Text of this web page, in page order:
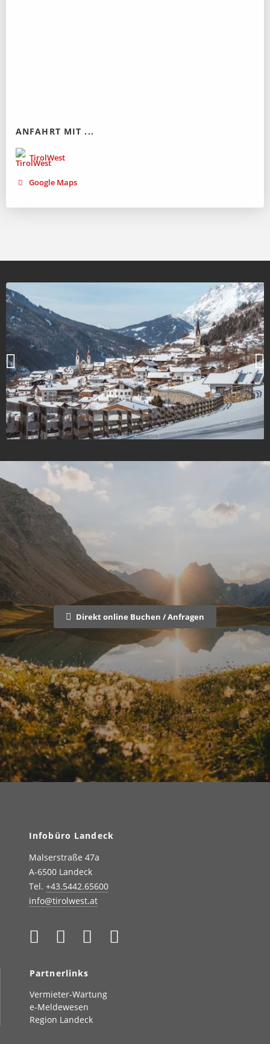
ANFAHRT MIT ...
TirolWest
Google Maps
Direkt online Buchen / Anfragen
Infobüro Landeck
Malserstraße 47a
A-6500 Landeck
Tel. +43.5442.65600
info@tirolwest.at
Partnerlinks
Vermieter-Wartung
e-Meldewesen
Region Landeck